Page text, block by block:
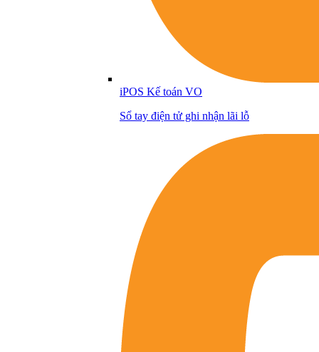
iPOS Kế toán VO
Sổ tay điện tử ghi nhận lãi lỗ